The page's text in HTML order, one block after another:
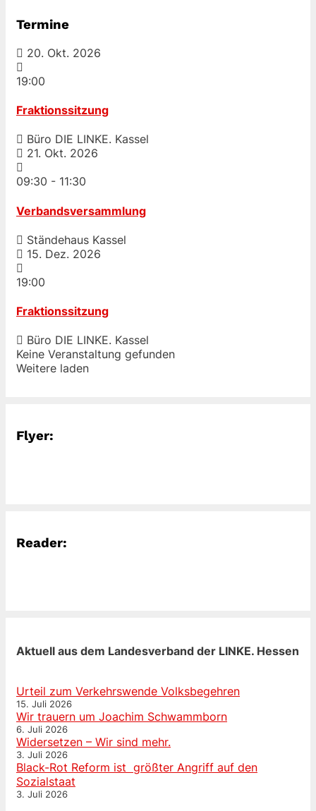
Termine
20. Okt. 2026
19:00
Fraktionssitzung
Büro DIE LINKE. Kassel
21. Okt. 2026
09:30 - 11:30
Verbandsversammlung
Ständehaus Kassel
15. Dez. 2026
19:00
Fraktionssitzung
Büro DIE LINKE. Kassel
Keine Veranstaltung gefunden
Weitere laden
Flyer:
Reader:
Aktuell aus dem Landesverband der LINKE. Hessen
Urteil zum Verkehrswende Volksbegehren
15. Juli 2026
Wir trauern um Joachim Schwammborn
6. Juli 2026
Widersetzen – Wir sind mehr.
3. Juli 2026
Black-Rot Reform ist größter Angriff auf den
Sozialstaat
3. Juli 2026